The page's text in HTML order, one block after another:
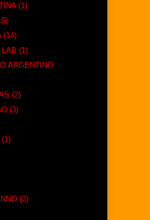
(1)
(14)
(1)
ARGENTINO
(2)
(3)
(2)